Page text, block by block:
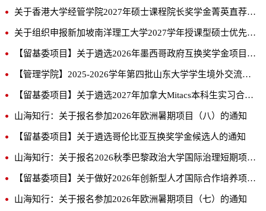
关于香港大学经管学院2027年硕士课程院长奖学金菁英直荐计划的通知
关于组织申报新加坡南洋理工大学2027学年授课型硕士优先录取项目的通知
【留基委项目】关于遴选2026年墨西哥政府互换奖学金项目候选人的通知
【管理学院】2025-2026学年第四批山东大学学生境外交流立项项目列表公示
【留基委项目】关于遴选2027年加拿大Mitacs本科生实习合作奖学金候选人的通知
山海知行：关于报名参加2026年欧洲暑期项目（八）的通知
【留基委项目】关于遴选哥伦比亚互换奖学金候选人的通知
山海知行：关于报名2026秋季巴黎政治大学国际治理短期项目的通知
【留基委项目】关于做好2026年创新型人才国际合作培养项目第二批人员申报工作的通知
山海知行：关于报名参加2026年欧洲暑期项目（七）的通知